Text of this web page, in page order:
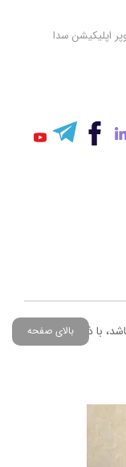
اپلیکیشن سدا
با ذکر منبع حق
بالای صفحه